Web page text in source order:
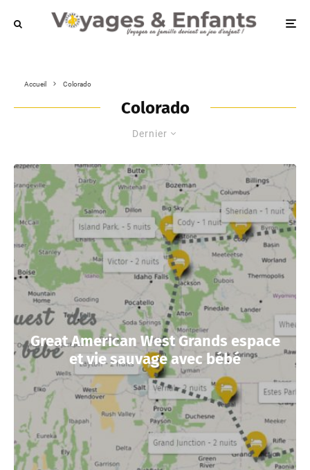
Accueil Colorado
Colorado
Dernier
Great American West Grands espace
et vie sauvage avec bébé